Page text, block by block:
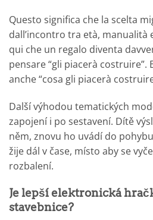
Questo significa che la scelta
dall’incontro tra età, manualità
qui che un regalo diventa
pensare “gli piacerà costruire”.
anche “cosa gli piacerà
Další výhodou tematických
zapojení i po sestavení. Dítě
něm, znovu ho uvádí do
žije dál v čase, místo aby se
rozbalení.
Je lepší elektronická
stavebnice?